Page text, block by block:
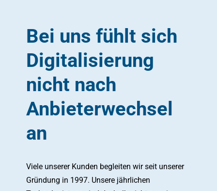
Bei uns fühlt sich
Digitalisierung
nicht nach
Anbieterwechsel
an
Viele unserer Kunden begleiten wir seit unserer
Gründung in 1997. Unsere jährlichen